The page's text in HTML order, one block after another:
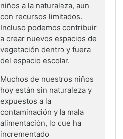
niños a la naturaleza, aun
con recursos limitados.
Incluso podemos contribuir
a crear nuevos espacios de
vegetación dentro y fuera
del espacio escolar.
Muchos de nuestros niños
hoy están sin naturaleza y
expuestos a la
contaminación y la mala
alimentación, lo que ha
incrementado